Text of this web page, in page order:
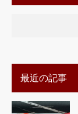
最近の記事